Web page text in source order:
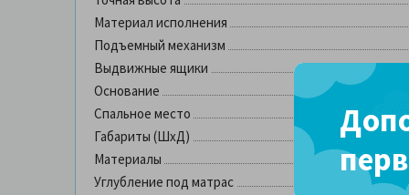
Материал исполнения
Подъемный механизм
Выдвижные ящики
Основание
Спальное место
Габариты (ШхД)
Материалы
Углубление под матрас